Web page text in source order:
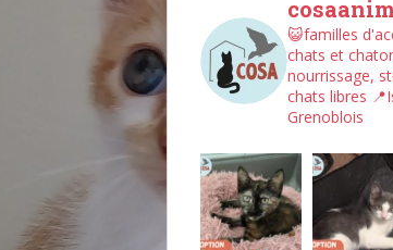
😺familles
chats et
nourrissage,
chats libres
Grenoblois